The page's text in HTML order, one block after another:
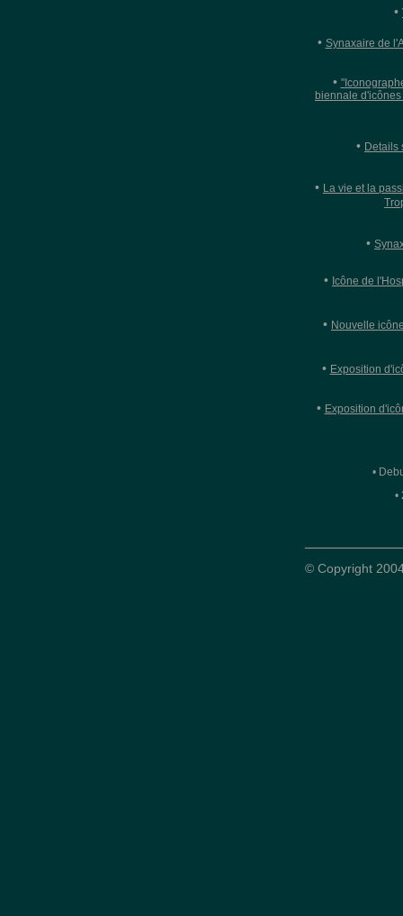
•
• Synaxaire de
•
biennale d'icônes
• Details
• La vie et la
•
• Icône de
• Nouvelle
• Exposition
• Exposition
•
•
© Copyright